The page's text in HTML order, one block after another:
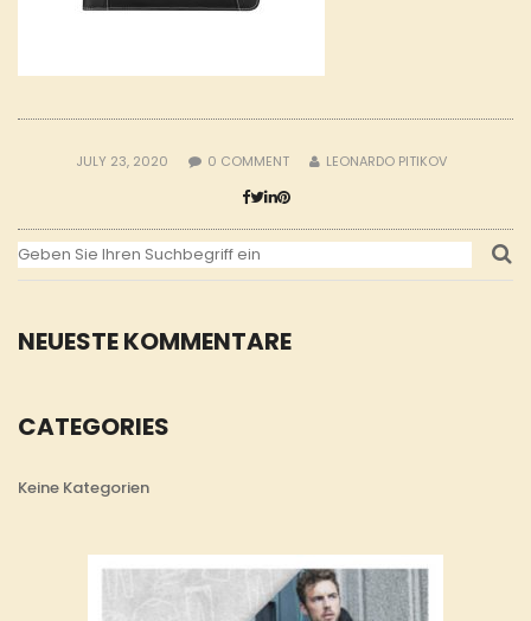
NEUESTE KOMMENTARE
CATEGORIES
Keine Kategorien
JULY 23, 2020 0 COMMENT LEONARDO PITIKOV